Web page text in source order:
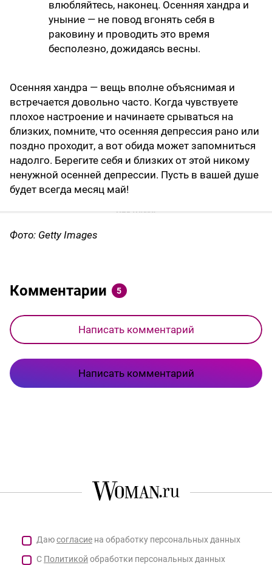
влюбляйтесь, наконец. Осенняя хандра и
уныние — не повод вгонять себя в
раковину и проводить это время
бесполезно, дожидаясь весны.
Осенняя хандра — вещь вполне объяснимая и
встречается довольно часто. Когда чувствуете
плохое настроение и начинаете срываться на
близких, помните, что осенняя депрессия рано или
поздно проходит, а вот обида может запомниться
надолго. Берегите себя и близких от этой никому
ненужной осенней депрессии. Пусть в вашей душе
будет всегда месяц май!
Фото: Getty Images
Комментарии 5
Написать комментарий
Написать комментарий
Даюсогласие на обработку персональных данных
С Политикой обработки персональных данных